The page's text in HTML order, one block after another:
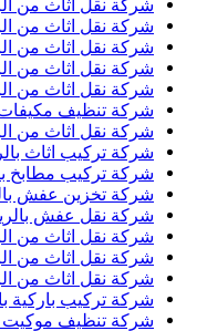
شركة نقل اثاث من
شركة نقل اثاث من
شركة نقل اثاث من
شركة نقل اثاث من
شركة نقل اثاث من
شركة تنظيف مكيفات
شركة نقل اثاث من
شركة تركيب اثاث
شركة تركيب مطابخ
شركة تخزين عفش
شركة نقل عفش
شركة نقل اثاث من
شركة نقل اثاث من
شركة نقل اثاث من
شركة تركيب باركية
شركة تنظيف موكيت